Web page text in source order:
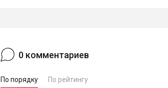
0 комментариев
По порядку По рейтингу